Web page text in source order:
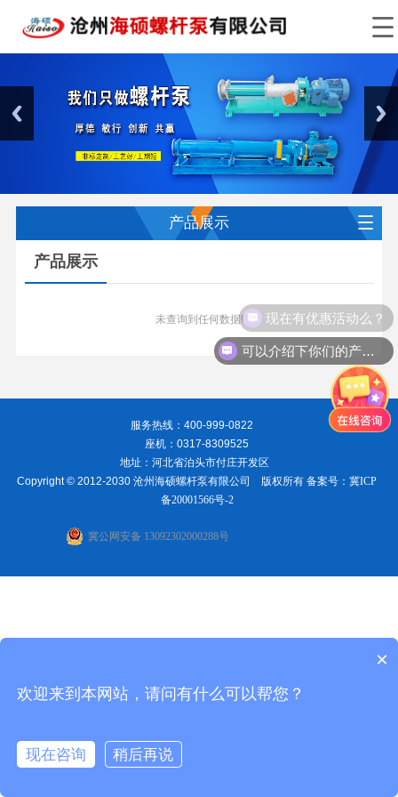
产品展示
产品展示
未查询到任何数据!
服务热线：400-999-0822
座机：0317-8309525
地址：河北省泊头市付庄开发区
Copyright © 2012-2030 沧州海硕螺杆泵有限公司 版权所有 备案号：冀ICP
备20001566号-2
冀公网安备 13092302000288号
可以介绍下你们的产品么？
现在有优惠活动么？
×
欢迎来到本网站，请问有什么可以帮您？
现在咨询
稍后再说
在线咨询